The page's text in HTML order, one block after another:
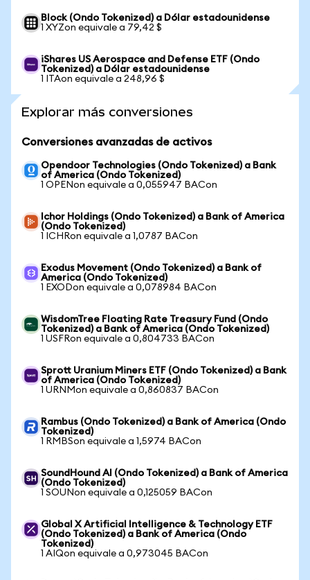
Block (Ondo Tokenized) a Dólar estadounidense
1 XYZon equivale a 79,42 $
iShares US Aerospace and Defense ETF (Ondo
Tokenized) a Dólar estadounidense
1 ITAon equivale a 248,96 $
Explorar más conversiones
Conversiones avanzadas de activos
Opendoor Technologies (Ondo Tokenized) a Bank
of America (Ondo Tokenized)
1 OPENon equivale a 0,055947 BACon
Ichor Holdings (Ondo Tokenized) a Bank of America
(Ondo Tokenized)
1 ICHRon equivale a 1,0787 BACon
Exodus Movement (Ondo Tokenized) a Bank of
America (Ondo Tokenized)
1 EXODon equivale a 0,078984 BACon
WisdomTree Floating Rate Treasury Fund (Ondo
Tokenized) a Bank of America (Ondo Tokenized)
1 USFRon equivale a 0,804733 BACon
Sprott Uranium Miners ETF (Ondo Tokenized) a Bank
of America (Ondo Tokenized)
1 URNMon equivale a 0,860837 BACon
Rambus (Ondo Tokenized) a Bank of America (Ondo
Tokenized)
1 RMBSon equivale a 1,5974 BACon
SoundHound AI (Ondo Tokenized) a Bank of America
(Ondo Tokenized)
1 SOUNon equivale a 0,125059 BACon
Global X Artificial Intelligence & Technology ETF
(Ondo Tokenized) a Bank of America (Ondo
Tokenized)
1 AIQon equivale a 0,973045 BACon